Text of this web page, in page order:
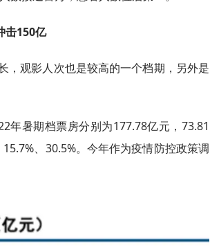
击150亿
，观影人次也是较高的一个档期，另外是
年暑期档票房分别为177.78亿元，73.81
、30.5%。今年作为疫情防控政策调